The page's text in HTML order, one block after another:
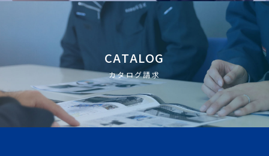
CATALOG
カタログ請求